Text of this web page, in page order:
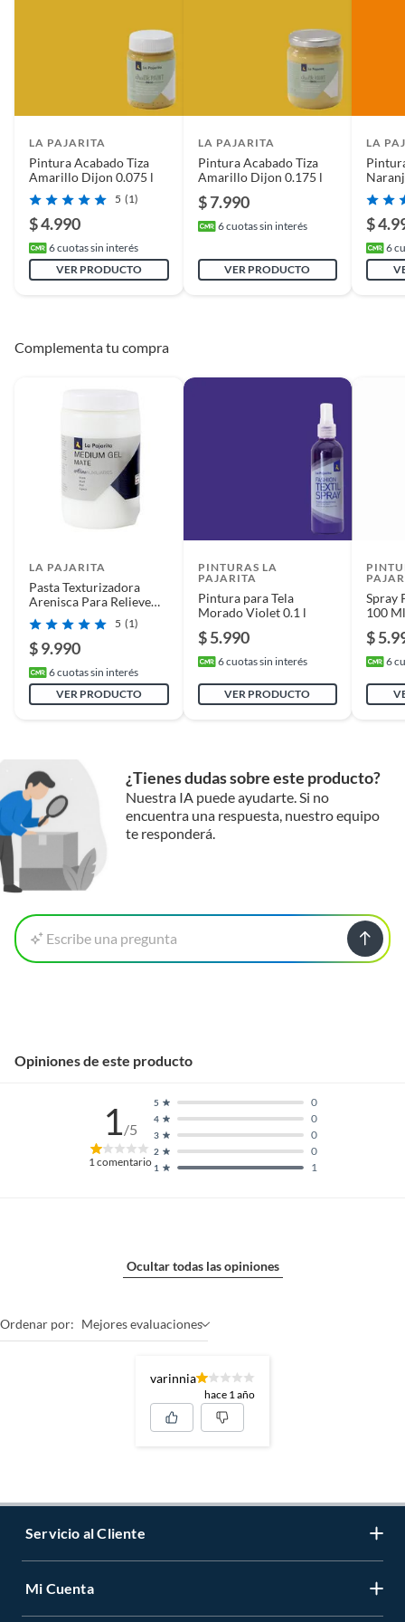
LA PAJARITA
Pintura Acabado Tiza
Amarillo Dijon 0.075 l
5 (1)
$ 4.990
6cuotas sin interés
VER PRODUCTO
LA PAJARITA
Pintura Acabado Tiza
Amarillo Dijon 0.175 l
$ 7.990
6cuotas sin interés
VER PRODUCTO
LA
$
6
Complementa tu compra
LA PAJARITA
Pasta Texturizadora
Arenisca Para Relieve
250 Ml
5 (1)
$ 9.990
6cuotas sin interés
VER PRODUCTO
PINTURAS LA
PAJARITA
Pintura para Tela
Morado Violet 0.1 l
$ 5.990
6cuotas sin interés
VER PRODUCTO
Spray
100
$
6
¿Tienes dudas sobre este producto?
Nuestra IA puede ayudarte. Si no
encuentra una respuesta, nuestro equipo
te responderá.
Escribe una pregunta
Opiniones de este producto
1/5
1comentario 1 1
2 0
3 0
4 0
5 0
Ocultar todas las opiniones
Ordenar por: Mejores evaluaciones
varinnia
hace 1 año
Servicio al Cliente
Contáctanos
Mi Cuenta